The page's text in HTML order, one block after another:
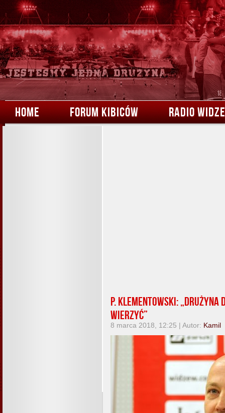
HOME FORUM KIBICÓW RADIO
P. Klementowski: „Drużyna
wierzyć”
8 marca 2018, 12:25 | Autor: Kamil